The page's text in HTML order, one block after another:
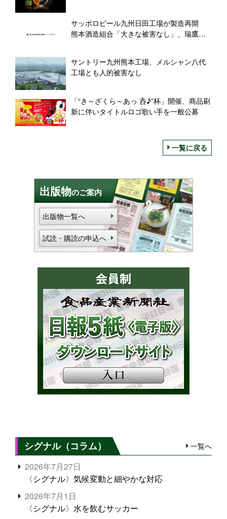
サッポロビール九州日田工場が製造再開
熊本酒造組合「大きな被害なし」、瑞鷹は
サントリー九州熊本工場、メルシャン八代
工場とも人的被害なし
「“き～ざくら～あっ 呑♪”杯」開催、商品刷
新に伴いタイトルロゴ歌い手を一般公募
一覧に戻る
出版物のご案内
出版物一覧へ
試読・購読の申込へ
シグナル（コラム） 一覧へ
2026年7月27日
〈シグナル〉気候変動と細やかな対応
2026年7月1日
〈シグナル〉水を飲むサッカー